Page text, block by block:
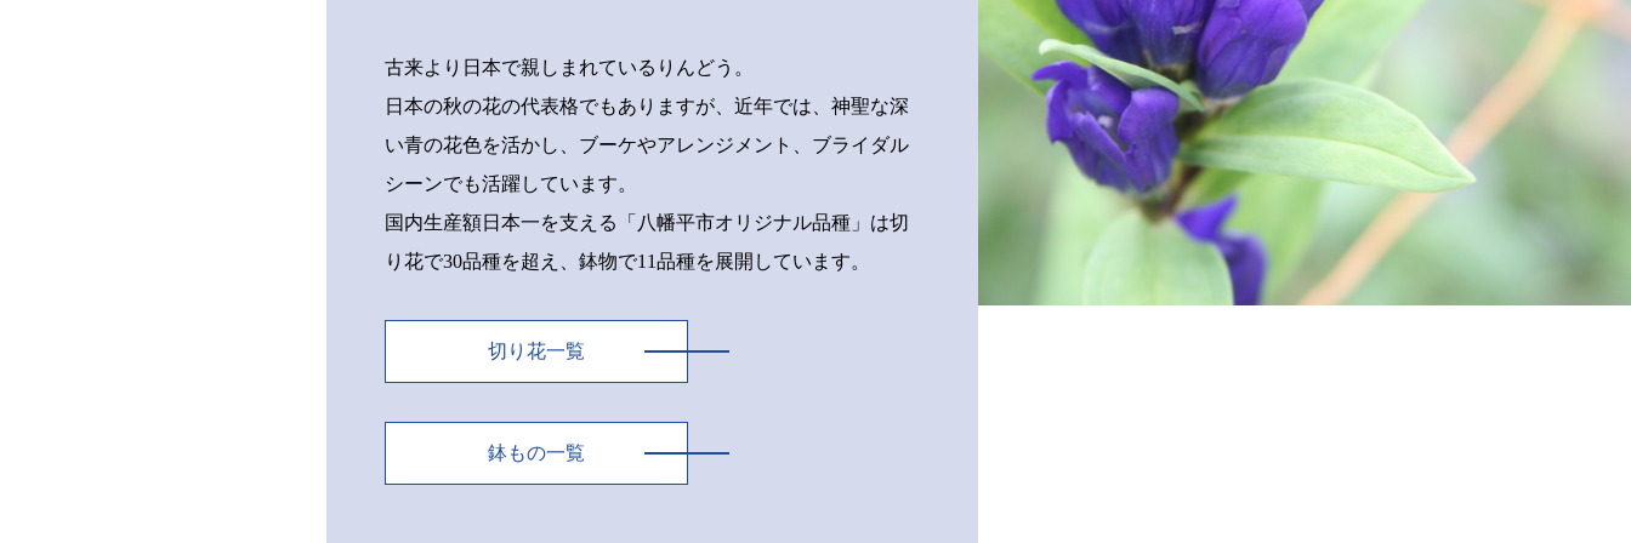
古来より日本で親しまれているりんどう。
日本の秋の花の代表格でもありますが、近年では、神聖な深
い青の花色を活かし、ブーケやアレンジメント、ブライダル
シーンでも活躍しています。
国内生産額日本一を支える「八幡平市オリジナル品種」は切
り花で30品種を超え、鉢物で11品種を展開しています。
切り花一覧
鉢もの一覧